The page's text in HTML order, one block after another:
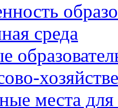
среда
места